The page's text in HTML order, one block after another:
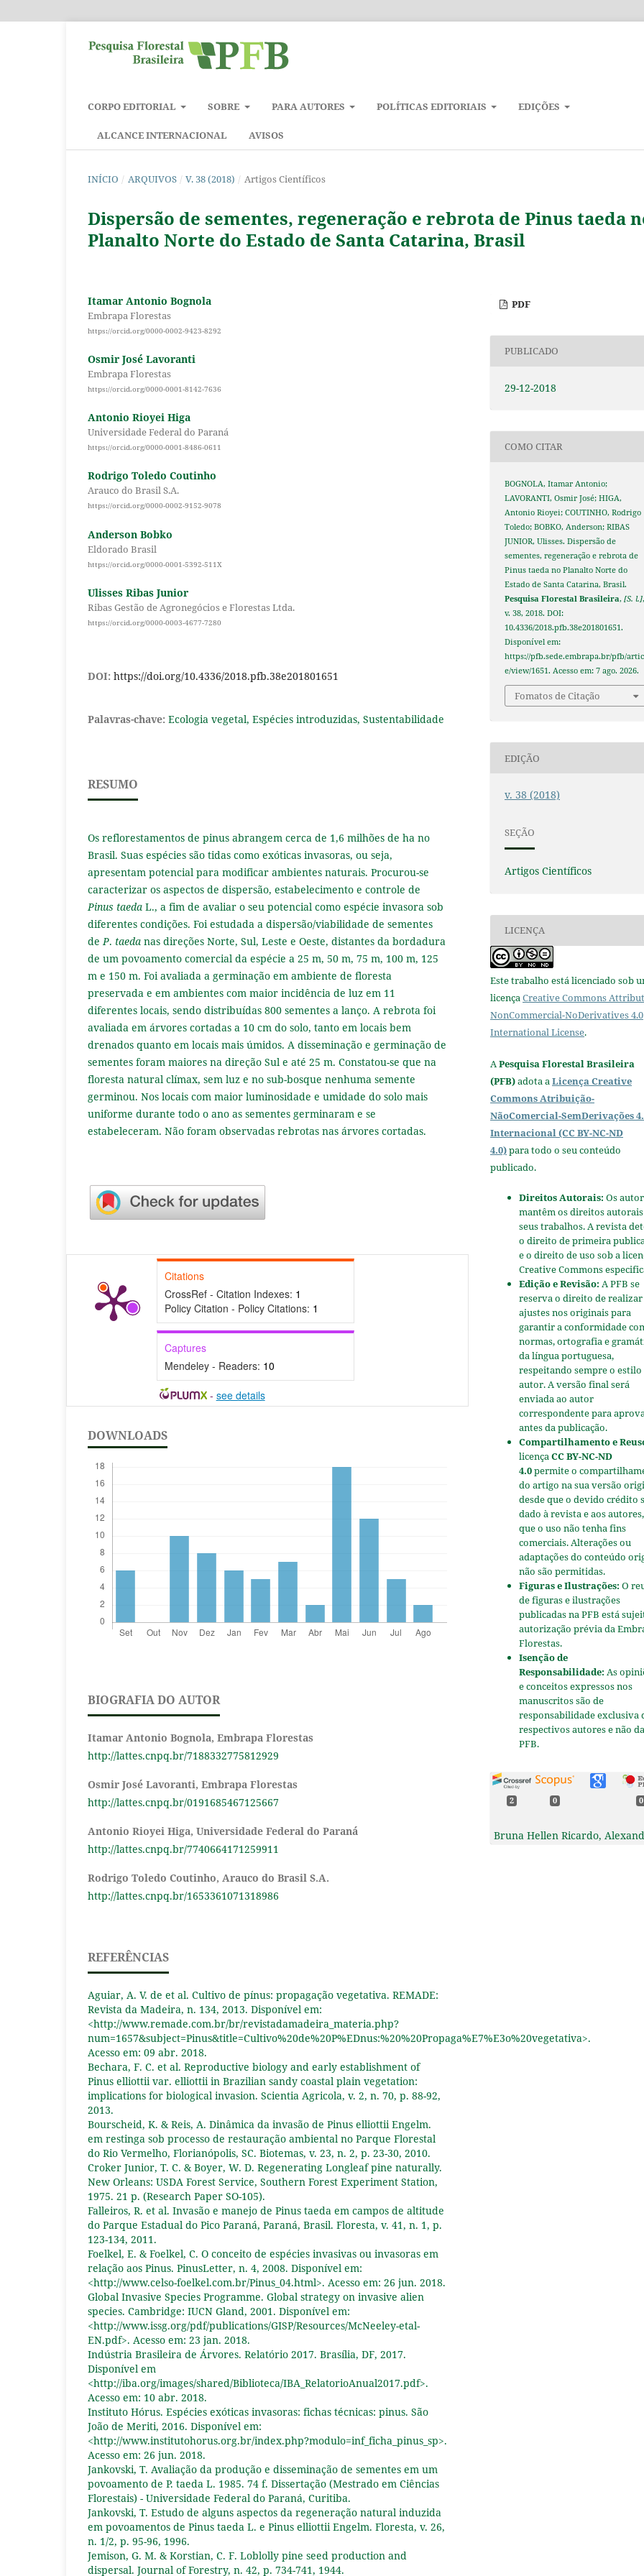
CORPO EDITORIAL SOBRE PARA AUTORES POLÍTICAS EDITORIAIS EDIÇÕES
ALCANCE INTERNACIONAL AVISOS
INÍCIO / ARQUIVOS / V. 38 (2018) / Artigos Científicos
Dispersão de sementes, regeneração e rebrota de Pinus taeda
Planalto Norte do Estado de Santa Catarina, Brasil
Itamar Antonio Bognola
Embrapa Florestas
https://orcid.org/0000-0002-9423-8292
Osmir José Lavoranti
Embrapa Florestas
https://orcid.org/0000-0001-8142-7636
Antonio Rioyei Higa
Universidade Federal do Paraná
https://orcid.org/0000-0001-8486-0611
Rodrigo Toledo Coutinho
Arauco do Brasil S.A.
https://orcid.org/0000-0002-9152-9078
Anderson Bobko
Eldorado Brasil
https://orcid.org/0000-0001-5392-511X
Ulisses Ribas Junior
Ribas Gestão de Agronegócios e Florestas Ltda.
https://orcid.org/0000-0003-4677-7280
DOI: https://doi.org/10.4336/2018.pfb.38e201801651
Palavras-chave: Ecologia vegetal, Espécies introduzidas, Sustentabilidade
RESUMO
Os reflorestamentos de pinus abrangem cerca de 1,6 milhões de ha no
Brasil. Suas espécies são tidas como exóticas invasoras, ou seja,
apresentam potencial para modificar ambientes naturais. Procurou-se
caracterizar os aspectos de dispersão, estabelecimento e controle de
Pinus taeda L., a fim de avaliar o seu potencial como espécie invasora sob
diferentes condições. Foi estudada a dispersão/viabilidade de sementes
deP. taeda nas direções Norte, Sul, Leste e Oeste, distantes da bordadura
de um povoamento comercial da espécie a 25 m, 50 m, 75 m, 100 m, 125
m e 150 m. Foi avaliada a germinação em ambiente de floresta
preservada e em ambientes com maior incidência de luz em 11
diferentes locais, sendo distribuídas 800 sementes a lanço. A rebrota foi
avaliada em árvores cortadas a 10 cm do solo, tanto em locais bem
drenados quanto em locais mais úmidos. A disseminação e germinação de
sementes foram maiores na direção Sul e até 25 m. Constatou-se que na
floresta natural clímax, sem luz e no sub-bosque nenhuma semente
germinou. Nos locais com maior luminosidade e umidade do solo mais
uniforme durante todo o ano as sementes germinaram e se
estabeleceram. Não foram observadas rebrotas nas árvores cortadas.
Citations
CrossRef - Citation Indexes: 1
Policy Citation - Policy Citations: 1
Captures
Mendeley - Readers: 10
- see details
DOWNLOADS
BIOGRAFIA DO AUTOR
Itamar Antonio Bognola, Embrapa Florestas
http://lattes.cnpq.br/7188332775812929
Osmir José Lavoranti, Embrapa Florestas
http://lattes.cnpq.br/0191685467125667
Antonio Rioyei Higa, Universidade Federal do Paraná
http://lattes.cnpq.br/7740664171259911
Rodrigo Toledo Coutinho, Arauco do Brasil S.A.
http://lattes.cnpq.br/1653361071318986
REFERÊNCIAS
Aguiar, A. V. de et al. Cultivo de pínus: propagação vegetativa. REMADE:
Revista da Madeira, n. 134, 2013. Disponível em:
<http://www.remade.com.br/br/revistadamadeira_materia.php?
num=1657&subject=Pinus&title=Cultivo%20de%20P%EDnus:%20%20Propaga%E7%E3o%20vegetativa>.
Acesso em: 09 abr. 2018.
Bechara, F. C. et al. Reproductive biology and early establishment of
Pinus elliottii var. elliottii in Brazilian sandy coastal plain vegetation:
implications for biological invasion. Scientia Agricola, v. 2, n. 70, p. 88-92,
2013.
Bourscheid, K. & Reis, A. Dinâmica da invasão de Pinus elliottii Engelm.
em restinga sob processo de restauração ambiental no Parque Florestal
do Rio Vermelho, Florianópolis, SC. Biotemas, v. 23, n. 2, p. 23-30, 2010.
Croker Junior, T. C. & Boyer, W. D. Regenerating Longleaf pine naturally.
New Orleans: USDA Forest Service, Southern Forest Experiment Station,
1975. 21 p. (Research Paper SO-105).
Falleiros, R. et al. Invasão e manejo de Pinus taeda em campos de altitude
do Parque Estadual do Pico Paraná, Paraná, Brasil. Floresta, v. 41, n. 1, p.
123-134, 2011.
Foelkel, E. & Foelkel, C. O conceito de espécies invasivas ou invasoras em
relação aos Pinus. PinusLetter, n. 4, 2008. Disponível em:
<http://www.celso-foelkel.com.br/Pinus_04.html>. Acesso em: 26 jun. 2018.
Global Invasive Species Programme. Global strategy on invasive alien
species. Cambridge: IUCN Gland, 2001. Disponível em:
<http://www.issg.org/pdf/publications/GISP/Resources/McNeeley-etal-
EN.pdf>. Acesso em: 23 jan. 2018.
Indústria Brasileira de Árvores. Relatório 2017. Brasília, DF, 2017.
Disponível em
<http://iba.org/images/shared/Biblioteca/IBA_RelatorioAnual2017.pdf>.
Acesso em: 10 abr. 2018.
Instituto Hórus. Espécies exóticas invasoras: fichas técnicas: pinus. São
João de Meriti, 2016. Disponível em:
<http://www.institutohorus.org.br/index.php?modulo=inf_ficha_pinus_sp>.
Acesso em: 26 jun. 2018.
Jankovski, T. Avaliação da produção e disseminação de sementes em um
povoamento de P. taeda L. 1985. 74 f. Dissertação (Mestrado em Ciências
Florestais) - Universidade Federal do Paraná, Curitiba.
Jankovski, T. Estudo de alguns aspectos da regeneração natural induzida
em povoamentos de Pinus taeda L. e Pinus elliottii Engelm. Floresta, v. 26,
n. 1/2, p. 95-96, 1996.
Jemison, G. M. & Korstian, C. F. Loblolly pine seed production and
dispersal. Journal of Forestry, n. 42, p. 734-741, 1944.
PDF
PUBLICADO
29-12-2018
COMO CITAR
BOGNOLA, Itamar Antonio;
LAVORANTI, Osmir José; HIGA,
Antonio Rioyei; COUTINHO, Rodrigo
Toledo; BOBKO, Anderson; RIBAS
JUNIOR, Ulisses. Dispersão de
sementes, regeneração e rebrota de
Pinus taeda no Planalto Norte do
Estado de Santa Catarina, Brasil.
Pesquisa Florestal Brasileira,[S. l.]
v. 38, 2018. DOI:
10.4336/2018.pfb.38e201801651.
Disponível em:
https://pfb.sede.embrapa.br/pfb/
e/view/1651. Acesso em: 7 ago. 2026.
Fomatos de Citação
EDIÇÃO
v. 38 (2018)
SEÇÃO
Artigos Científicos
LICENÇA
Este trabalho está licenciado sob
licença Creative Commons
NonCommercial-NoDerivatives 4.0
International License.
A Pesquisa Florestal Brasileira
(PFB)adota a Licença Creative
Commons Atribuição-
NãoComercial-SemDerivações
Internacional (CC BY-NC-ND
4.0)para todo o seu conteúdo
publicado.
Direitos Autorais: Os
mantêm os direitos
seus trabalhos. A revista
o direito de primeira
e o direito de uso sob a
Creative Commons
Edição e Revisão: A PFB se
reserva o direito de realizar
ajustes nos originais para
garantir a conformidade
normas, ortografia e
da língua portuguesa,
respeitando sempre o estilo
autor. A versão final será
enviada ao autor
correspondente para
antes da publicação.
Compartilhamento e
licença CC BY-NC-ND
4.0permite o
do artigo na sua versão
desde que o devido crédito
dado à revista e aos
que o uso não tenha fins
comerciais. Alterações ou
adaptações do conteúdo
não são permitidas.
Figuras e Ilustrações: O
de figuras e ilustrações
publicadas na PFB está
autorização prévia da
Florestas.
Isenção de
Responsabilidade: As
e conceitos expressos nos
manuscritos são de
responsabilidade exclusiva
respectivos autores e não da
PFB.
2 0 0
Bruna Hellen Ricardo,
Vinicius Cunha Amaral,
Pinheiro Ferreira, Pedro